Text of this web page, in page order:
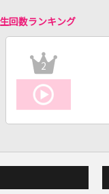
回数ランキング
2